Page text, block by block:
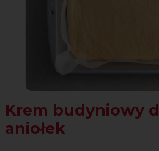
Krem budyniowy
aniołek